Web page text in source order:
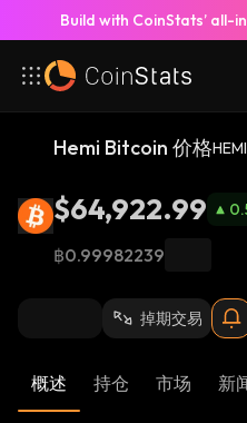
Build with CoinStats’ all-
Hemi Bitcoin 价格
$64,922.99
฿0.99982239
掉期交易
概述 持仓 市场 新